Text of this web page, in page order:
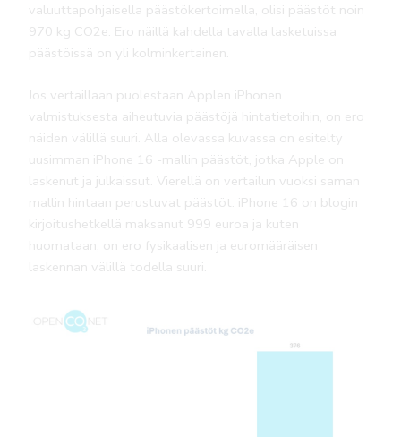
valuuttapohjaisella päästökertoimella, olisi päästöt noin
970 kg CO2e. Ero näillä kahdella tavalla lasketuissa
päästöissä on yli kolminkertainen.
Jos vertaillaan puolestaan Applen iPhonen
valmistuksesta aiheutuvia päästöjä hintatietoihin, on ero
näiden välillä suuri. Alla olevassa kuvassa on esitelty
uusimman iPhone 16 -mallin päästöt, jotka Apple on
laskenut ja julkaissut. Vierellä on vertailun vuoksi saman
mallin hintaan perustuvat päästöt. iPhone 16 on blogin
kirjoitushetkellä maksanut 999 euroa ja kuten
huomataan, on ero fysikaalisen ja euromääräisen
laskennan välillä todella suuri.